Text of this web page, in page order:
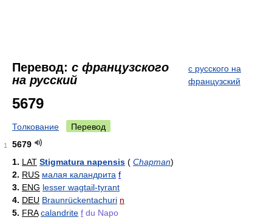
Перевод: с французского
на русский
с русского на
французский
5679
Толкование Перевод
1
5679
1. LAT Stigmatura napensis ( Chapman)
2. RUS малая каландрита f
3. ENG lesser wagtail-tyrant
4. DEU Braunrückentachuri n
5. FRA calandrite f du Napo